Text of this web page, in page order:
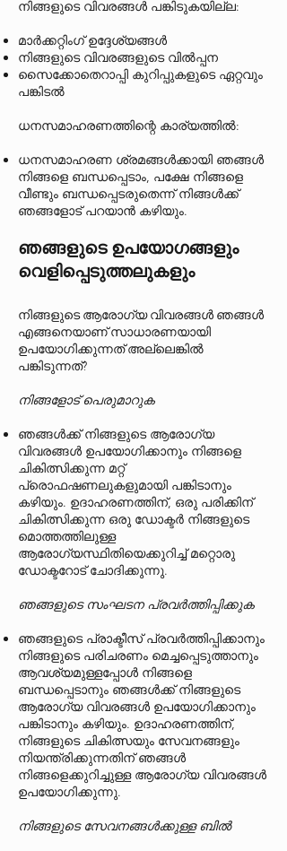
നിങ്ങളുടെ വിവരങ്ങൾ പങ്കിടുകയില്ല:
മാർക്കറ്റിംഗ് ഉദ്ദേശ്യങ്ങൾ
നിങ്ങളുടെ വിവരങ്ങളുടെ വിൽപ്പന
സൈക്കോതെറാപ്പി കുറിപ്പുകളുടെ ഏറ്റവും
പങ്കിടൽ
ധനസമാഹരണത്തിന്റെ കാര്യത്തിൽ:
ധനസമാഹരണ ശ്രമങ്ങൾക്കായി ഞങ്ങൾ
നിങ്ങളെ ബന്ധപ്പെടാം, പക്ഷേ നിങ്ങളെ
വീണ്ടും ബന്ധപ്പെടരുതെന്ന് നിങ്ങൾക്ക്
ഞങ്ങളോട് പറയാൻ കഴിയും.
ഞങ്ങളുടെ ഉപയോഗങ്ങളും
വെളിപ്പെടുത്തലുകളും
നിങ്ങളുടെ ആരോഗ്യ വിവരങ്ങൾ ഞങ്ങൾ
എങ്ങനെയാണ് സാധാരണയായി
ഉപയോഗിക്കുന്നത് അല്ലെങ്കിൽ
പങ്കിടുന്നത്?
നിങ്ങളോട് പെരുമാറുക
ഞങ്ങൾക്ക് നിങ്ങളുടെ ആരോഗ്യ
വിവരങ്ങൾ ഉപയോഗിക്കാനും നിങ്ങളെ
ചികിത്സിക്കുന്ന മറ്റ്
പ്രൊഫഷണലുകളുമായി പങ്കിടാനും
കഴിയും. ഉദാഹരണത്തിന്, ഒരു പരിക്കിന്
ചികിത്സിക്കുന്ന ഒരു ഡോക്ടർ നിങ്ങളുടെ
മൊത്തത്തിലുള്ള
ആരോഗ്യസ്ഥിതിയെക്കുറിച്ച് മറ്റൊരു
ഡോക്ടറോട് ചോദിക്കുന്നു.
ഞങ്ങളുടെ സംഘടന പ്രവർത്തിപ്പിക്കുക
ഞങ്ങളുടെ പ്രാക്ടീസ് പ്രവർത്തിപ്പിക്കാനും
നിങ്ങളുടെ പരിചരണം മെച്ചപ്പെടുത്താനും
ആവശ്യമുള്ളപ്പോൾ നിങ്ങളെ
ബന്ധപ്പെടാനും ഞങ്ങൾക്ക് നിങ്ങളുടെ
ആരോഗ്യ വിവരങ്ങൾ ഉപയോഗിക്കാനും
പങ്കിടാനും കഴിയും. ഉദാഹരണത്തിന്,
നിങ്ങളുടെ ചികിത്സയും സേവനങ്ങളും
നിയന്ത്രിക്കുന്നതിന് ഞങ്ങൾ
നിങ്ങളെക്കുറിച്ചുള്ള ആരോഗ്യ വിവരങ്ങൾ
ഉപയോഗിക്കുന്നു.
നിങ്ങളുടെ സേവനങ്ങൾക്കുള്ള ബിൽ